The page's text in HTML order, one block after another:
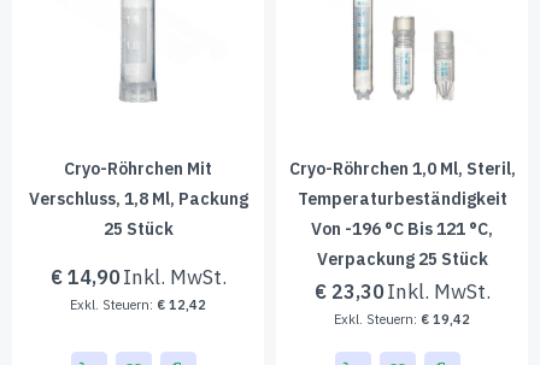
Cryo-Röhrchen Mit
Verschluss, 1,8 Ml, Packung
25 Stück
€ 14,90
€ 12,42
Cryo-Röhrchen 1,0 Ml, Steril,
Temperaturbeständigkeit
Von -196 °C Bis 121 °C,
Verpackung 25 Stück
€ 23,30
€ 19,42